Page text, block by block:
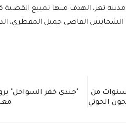
تعز، الهدف منها تمييع القضية
الشمايتين القاضي جميل المقطري،
شهادة مؤثرة: جندي يروي 3 سنوات من
الحوثي
"جندي خفر السواحل"